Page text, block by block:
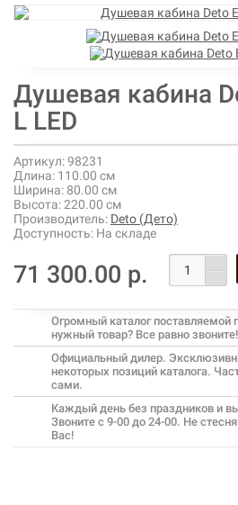
Душевая кабина
L LED
Артикул:98231
Длина: 110.00 см
Ширина: 80.00 см
Высота:220.00 см
Производитель: Deto (Дето)
Доступность: На складе
71 300.00 р.
Огромный каталог поставляемой
нужный товар? Все равно
Официальный дилер.
некоторых позиций каталога.
сами.
Каждый день без праздников и
Звоните с 9-00 до 24-00. Не
Вас!